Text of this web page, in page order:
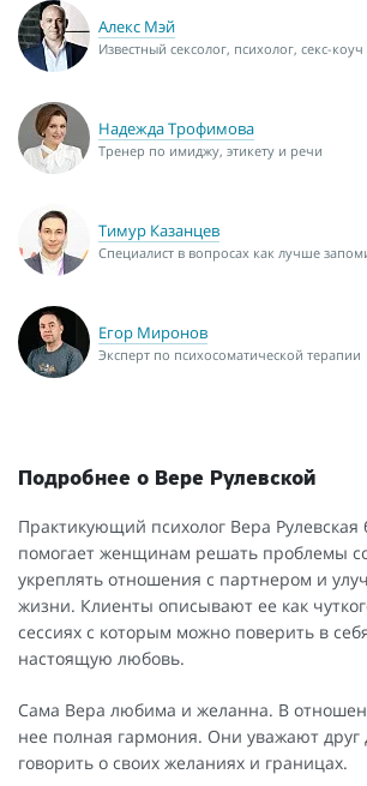
Алекс Мэй
Известный сексолог, психолог, секс-коуч
Надежда Трофимова
Тренер по имиджу, этикету и речи
Тимур Казанцев
Специалист в вопросах как лучше
Егор Миронов
Эксперт по психосоматической терапии
Подробнее о Вере Рулевской
Практикующий психолог Вера Рулевская
помогает женщинам решать проблемы
укреплять отношения с партнером и
жизни. Клиенты описывают ее как
сессиях с которым можно поверить в
настоящую любовь.
Сама Вера любима и желанна. В
нее полная гармония. Они уважают друг
говорить о своих желаниях и границах.